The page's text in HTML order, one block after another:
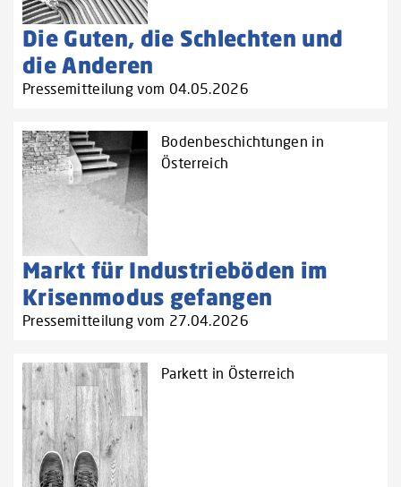
Die Guten, die Schlechten und
die Anderen
Pressemitteilung vom 04.05.2026
Bodenbeschichtungen in
Österreich
Markt für Industrieböden im
Krisenmodus gefangen
Pressemitteilung vom 27.04.2026
Parkett in Österreich